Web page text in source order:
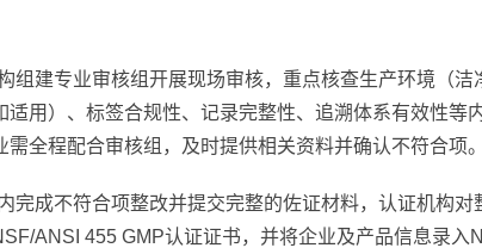
组建专业审核组开展现场审核，重点核查生产环境（
用）、标签合规性、记录完整性、追溯体系有效性等
全程配合审核组，及时提供相关资料并确认不符合项。
完成不符合项整改并提交完整的佐证材料，认证机构
ANSI 455 GMP认证证书，并将企业及产品信息录